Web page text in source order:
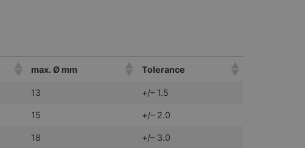
max. Ø mm Tolerance
13 +/– 1.5
15 +/– 2.0
18 +/– 3.0